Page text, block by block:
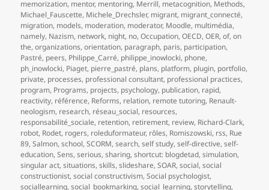
memorization, mentor, mentoring, Merrill, metacognition, Methods,
Michael_Fauscette, Michele_Drechsler, migrant, migrant_connecté,
migration, models, moderation, moderator, Moodle, multimédia,
namely, Nazism, network, night, no,Occupation,OECD,OER,of,on
the,organizations,orientation, paragraph, paris, participation,
Pastré, peers, Philippe_Carré, philippe_inowlocki, phone,
ph_inowlocki, Piaget, pierre_pastré, plans, platform, plugin, portfolio,
private, processes, professional consultant, professional practices,
program, Programs, projects, psychology, publication, rapid,
reactivity, référence, Reforms, relation, remote tutoring, Renault-
neologism, research, réseau_social, resources,
responsabilité_sociale, retention, retirement, review, Richard-Clark,
robot, Rodet, rogers, roleduformateur, rôles, Romiszowski, rss, Rue
89,Salmon,school,SCORM,search,self study,self-directive,self-
education,Sens,serious,sharing,shortcut: blogdetad,simulation,
singular act,situations,skills,slideshare,SOAR,social,social
constructionist,social constructivism,Social psychologist,
sociallearning,social_bookmarking,social_learning,storytelling,